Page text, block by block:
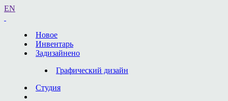
EN
Новое
Инвентарь
Задизайнено
Графический дизайн
Студия